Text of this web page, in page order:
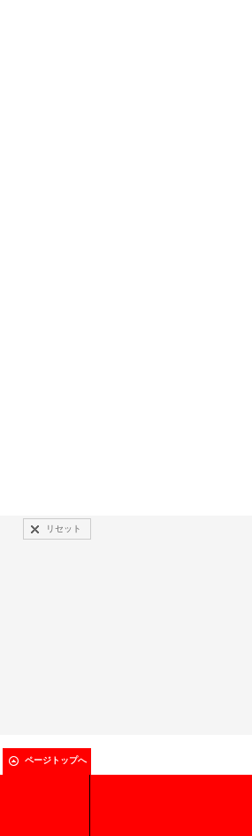
リセット
ページトップへ